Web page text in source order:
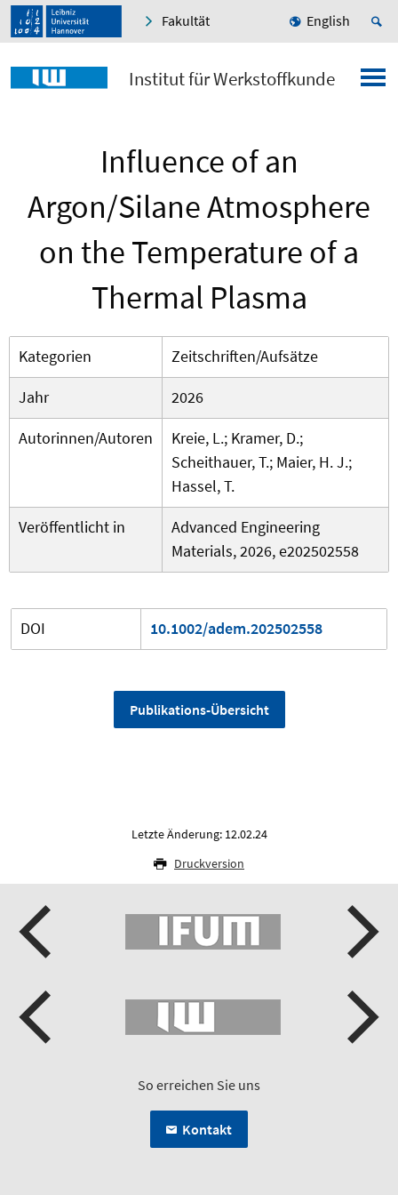
Fakultät English
Institut für Werkstoffkunde
Influence of an
Argon/Silane Atmosphere
on the Temperature of a
Thermal Plasma
Kategorien
Zeitschriften/Aufsätze
Jahr
2026
Autorinnen/Autoren
Kreie, L.; Kramer, D.;
Scheithauer, T.; Maier, H. J.;
Hassel, T.
Veröffentlicht in
Advanced Engineering
Materials, 2026, e202502558
DOI 10.1002/adem.202502558
Publikations-Übersicht
Letzte Änderung: 12.02.24
Druckversion
So erreichen Sie uns
Kontakt